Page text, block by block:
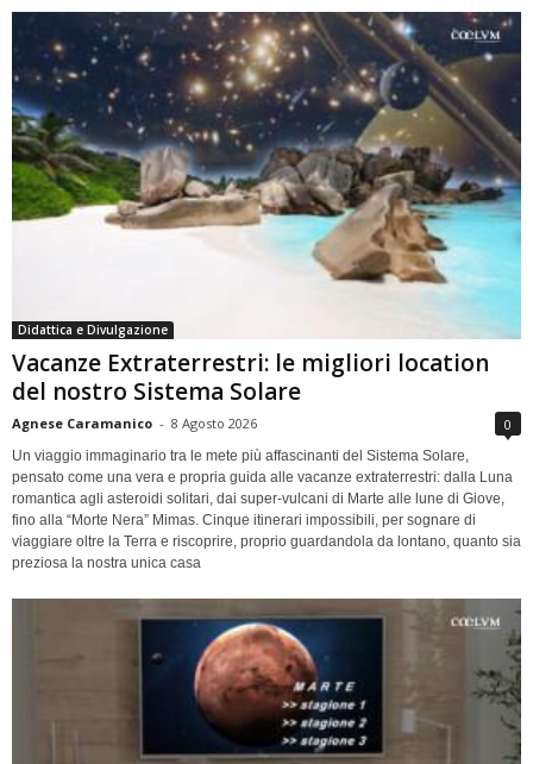
Didattica e Divulgazione
Vacanze Extraterrestri: le migliori location
del nostro Sistema Solare
Agnese Caramanico - 8 Agosto 2026 0
Un viaggio immaginario tra le mete più affascinanti del Sistema Solare,
pensato come una vera e propria guida alle vacanze extraterrestri: dalla Luna
romantica agli asteroidi solitari, dai super-vulcani di Marte alle lune di Giove,
fino alla “Morte Nera” Mimas. Cinque itinerari impossibili, per sognare di
viaggiare oltre la Terra e riscoprire, proprio guardandola da lontano, quanto sia
preziosa la nostra unica casa